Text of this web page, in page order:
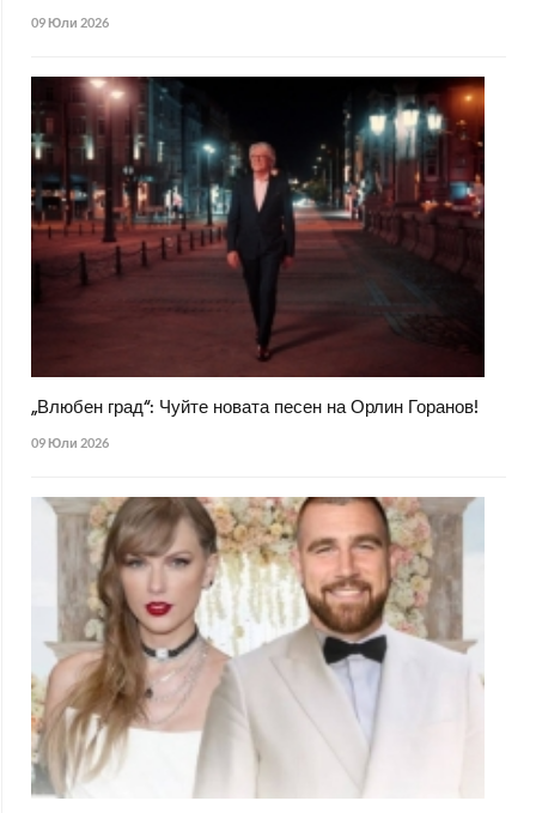
09 Юли 2026
„Влюбен град“: Чуйте новата песен на Орлин Горанов!
09 Юли 2026